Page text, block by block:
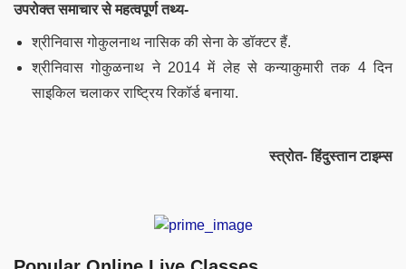
उपरोक्त समाचार से महत्वपूर्ण तथ्य-
श्रीनिवास गोकुलनाथ नासिक की सेना के डॉक्टर हैं.
श्रीनिवास गोकुळनाथ ने 2014 में लेह से कन्याकुमारी तक 4 दिन
साइकिल चलाकर राष्ट्रिय रिकॉर्ड बनाया.
स्त्रोत- हिंदुस्तान टाइम्स